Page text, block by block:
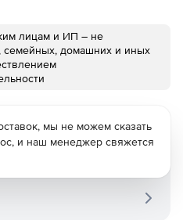
лицам и ИП – не
семейных, домашних и иных
мы не можем сказать
и наш менеджер свяжется